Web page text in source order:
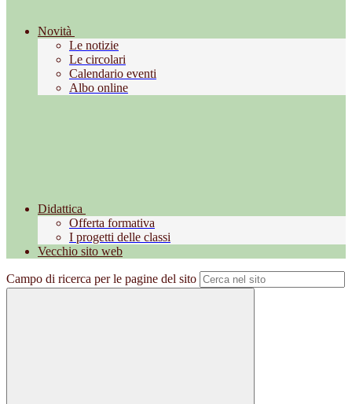
Novità
Le notizie
Le circolari
Calendario eventi
Albo online
Didattica
Offerta formativa
I progetti delle classi
Vecchio sito web
Campo di ricerca per le pagine del sito